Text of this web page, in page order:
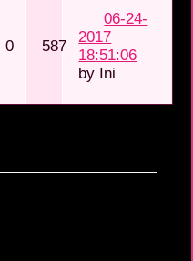
0 587
06-24-
2017
18:51:06
by Ini